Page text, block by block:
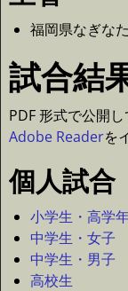
福岡県なぎな
試合結
PDF 形式で公開し
Adobe Readerを
個人試合
小学生・高学
中学生・女子
中学生・男子
高校生